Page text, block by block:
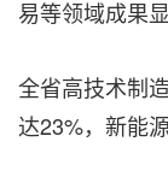
易等领域成果
全省高技术制
达23%，新能